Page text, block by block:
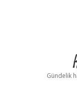
Gündelik